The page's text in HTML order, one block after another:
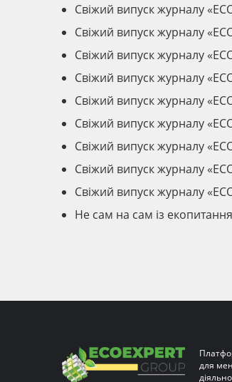
Свіжий випуск журналу
Свіжий випуск журналу
Свіжий випуск журналу
Свіжий випуск журналу
Свіжий випуск журналу
Свіжий випуск журналу
Свіжий випуск журналу
Свіжий випуск журналу
Свіжий випуск журналу
Не сам на сам із
для